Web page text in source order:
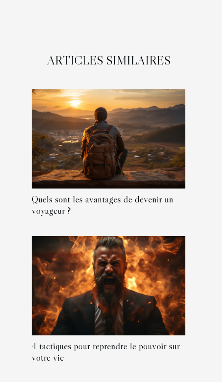
ARTICLES SIMILAIRES
Quels sont les avantages de devenir un
voyageur ?
4 tactiques pour reprendre le pouvoir sur
votre vie